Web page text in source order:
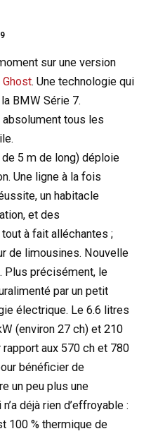
sur une version
. Une technologie qui
BMW Série 7.
absolument tous les
5 m de long) déploie
Une ligne à la fois
un habitacle
et des
à fait alléchantes ;
de limousines. Nouvelle
Plus précisément, le
par un petit
électrique. Le 6.6 litres
(environ 27 ch) et 210
aux 570 ch et 780
bénéficier de
un peu plus une
déjà rien d’effroyable :
100 % thermique de